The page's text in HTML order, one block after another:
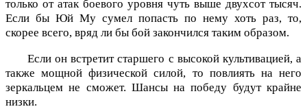
только от атак боевого уровня чуть выше двухсот тысяч.
Если бы Юй Му сумел попасть по нему хоть раз, то,
скорее всего, вряд ли бы бой закончился таким образом.
Если он встретит старшего с высокой культивацией, а
также мощной физической силой, то повлиять на него
зеркальцем не сможет. Шансы на победу будут крайне
низки.